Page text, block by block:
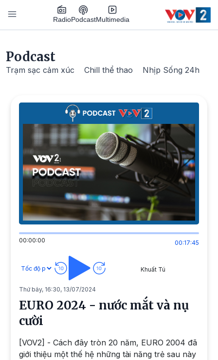
Nhảy đến nội dung
RadioPodcastMultimedia
Podcast
Trạm sạc cảm xúc Chill thể thao Nhịp Sống 24h
00:00:00 00:17:45
Khuất Tú
Thứ bảy, 16:30, 13/07/2024
EURO 2024 - nước mắt và nụ
cười
[VOV2] - Cách đây tròn 20 năm, EURO 2004 đã
giới thiệu một thế hệ những tài năng trẻ sau này